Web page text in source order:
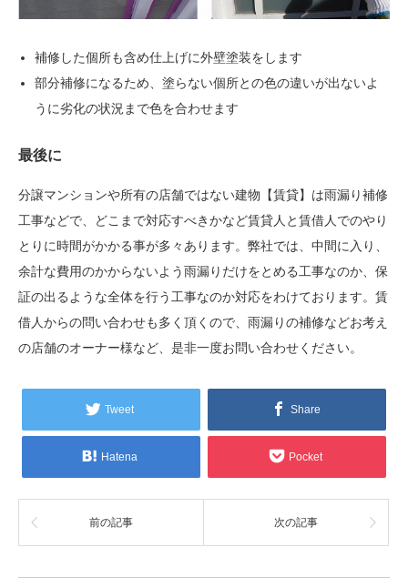
補修した個所も含め仕上げに外壁塗装をします
部分補修になるため、塗らない個所との色の違いが出ないよ
うに劣化の状況まで色を合わせます
最後に
分譲マンションや所有の店舗ではない建物【賃貸】は雨漏り補修
工事などで、どこまで対応すべきかなど賃貸人と賃借人でのやり
とりに時間がかかる事が多々あります。弊社では、中間に入り、
余計な費用のかからないよう雨漏りだけをとめる工事なのか、保
証の出るような全体を行う工事なのか対応をわけております。賃
借人からの問い合わせも多く頂くので、雨漏りの補修などお考え
の店舗のオーナー様など、是非一度お問い合わせください。
Tweet Share
Hatena Pocket
前の記事 次の記事